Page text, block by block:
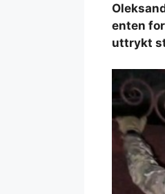
enten
uttrykt